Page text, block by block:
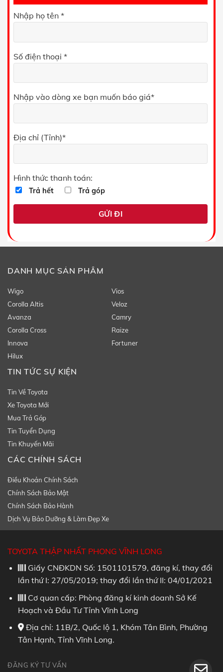
Nhập họ tên *
Số điện thoại *
Nhập vào dòng xe bạn muốn báo giá*
Địa chỉ (Tỉnh)*
Hình thức thanh toán:
Trả hết Trả góp
DANH MỤC SẢN PHẨM
Wigo
Vios
Corolla Altis
Veloz
Avanza
Camry
Corolla Cross
Raize
Innova
Fortuner
Hilux
TIN TỨC SỰ KIỆN
Tin Về Toyota
Xe Toyota Mới
Mua Trả Góp
Tin Tuyển Dụng
Tin Khuyến Mãi
CÁC CHÍNH SÁCH
Điều Khoản Chính Sách
Chính Sách Bảo Mật
Chính Sách Bảo Hành
Dịch Vụ Bảo Dưỡng & Làm Đẹp Xe
TOYOTA THẬP NHẤT PHONG VĨNH LONG
Giấy CNĐKDN Số: 1501101579, đăng kí, thay đổi
lần thứ I: 27/05/2019; thay đổi lần thứ II: 04/01/2021
Cơ quan cấp: Phòng đăng kí kinh doanh Sở Kế
Hoạch và Đầu Tư Tỉnh Vĩnh Long
Địa chỉ: 11B/2, Quốc lộ 1, Khóm Tân Bình, Phường
Tân Hạnh, Tỉnh Vĩnh Long.
ĐĂNG KÝ TƯ VẤN